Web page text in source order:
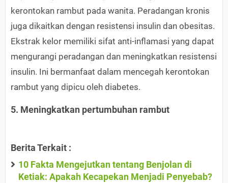
kerontokan rambut pada wanita. Peradangan kronis
juga dikaitkan dengan resistensi insulin dan obesitas.
Ekstrak kelor memiliki sifat anti-inflamasi yang dapat
mengurangi peradangan dan meningkatkan resistensi
insulin. Ini bermanfaat dalam mencegah kerontokan
rambut yang dipicu oleh diabetes.
5. Meningkatkan pertumbuhan rambut
Berita Terkait :
10 Fakta Mengejutkan tentang Benjolan di
Ketiak: Apakah Kecapekan Menjadi Penyebab?